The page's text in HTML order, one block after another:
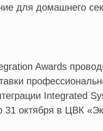
для домашнего
Awards
Integrated
31 октября в ЦВК